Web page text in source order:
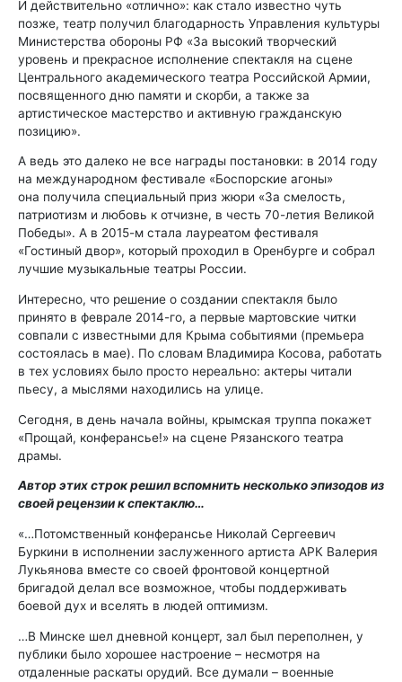
И действительно «отлично»: как стало известно чуть
позже, театр получил благодарность Управления культуры
Министерства обороны РФ «За высокий творческий
уровень и прекрасное исполнение спектакля на сцене
Центрального академического театра Российской Армии,
посвященного дню памяти и скорби, а также за
артистическое мастерство и активную гражданскую
позицию».
А ведь это далеко не все награды постановки: в 2014 году
на международном фестивале «Боспорские агоны»
она получила специальный приз жюри «За смелость,
патриотизм и любовь к отчизне, в честь 70-летия Великой
Победы». А в 2015-м стала лауреатом фестиваля
«Гостиный двор», который проходил в Оренбурге и собрал
лучшие музыкальные театры России.
Интересно, что решение о создании спектакля было
принято в феврале 2014-го, а первые мартовские читки
совпали с известными для Крыма событиями (премьера
состоялась в мае). По словам Владимира Косова, работать
в тех условиях было просто нереально: актеры читали
пьесу, а мыслями находились на улице.
Сегодня, в день начала войны, крымская труппа покажет
«Прощай, конферансье!» на сцене Рязанского театра
драмы.
Автор этих строк решил вспомнить несколько эпизодов из
своей рецензии к спектаклю…
«…Потомственный конферансье Николай Сергеевич
Буркини в исполнении заслуженного артиста АРК Валерия
Лукьянова вместе со своей фронтовой концертной
бригадой делал все возможное, чтобы поддерживать
боевой дух и вселять в людей оптимизм.
…В Минске шел дневной концерт, зал был переполнен, у
публики было хорошее настроение – несмотря на
отдаленные раскаты орудий. Все думали – военные